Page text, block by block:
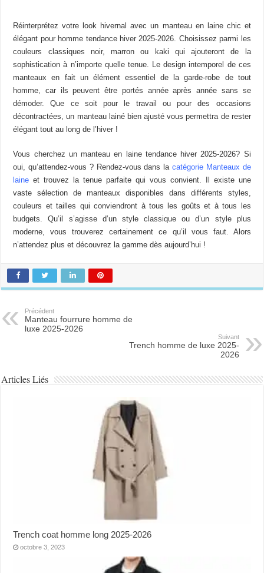
variations.
Les
options
peuvent
être
choisies
sur
la
page
produit
Réinterprétez votre look hivernal avec un manteau en laine chic et
élégant pour homme tendance hiver 2025-2026. Choisissez parmi les
couleurs classiques noir, marron ou kaki qui ajouteront de la
sophistication à n’importe quelle tenue. Le design intemporel de ces
manteaux en fait un élément essentiel de la garde-robe de tout
homme, car ils peuvent être portés année après année sans se
démoder. Que ce soit pour le travail ou pour des occasions
décontractées, un manteau lainé bien ajusté vous permettra de rester
élégant tout au long de l’hiver !
Vous cherchez un manteau en laine tendance hiver 2025-2026? Si
oui, qu’attendez-vous ? Rendez-vous dans lacatégorie Manteaux de
laine et trouvez la tenue parfaite qui vous convient. Il existe une
vaste sélection de manteaux disponibles dans différents styles,
couleurs et tailles qui conviendront à tous les goûts et à tous les
budgets. Qu’il s’agisse d’un style classique ou d’un style plus
moderne, vous trouverez certainement ce qu’il vous faut. Alors
n’attendez plus et découvrez la gamme dès aujourd’hui !
Précédent
Manteau fourrure homme de
luxe 2025-2026
Suivant
Trench homme de luxe 2025-
2026
Articles Liés
Trench coat homme long 2025-2026
octobre 3, 2023